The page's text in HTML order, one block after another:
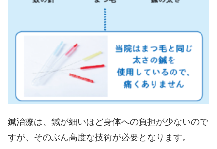
鍼治療は、鍼が細いほど身体への負担が少ないので
すが、そのぶん高度な技術が必要となります。